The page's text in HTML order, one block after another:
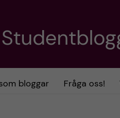
bloggar Fråga oss!